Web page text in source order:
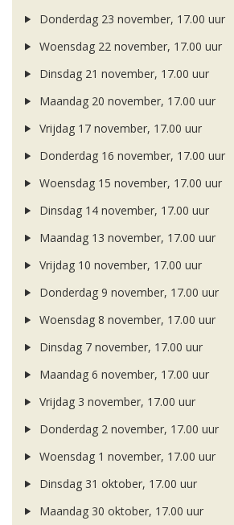
Donderdag 23 november, 17.00 uur
Woensdag 22 november, 17.00 uur
Dinsdag 21 november, 17.00 uur
Maandag 20 november, 17.00 uur
Vrijdag 17 november, 17.00 uur
Donderdag 16 november, 17.00 uur
Woensdag 15 november, 17.00 uur
Dinsdag 14 november, 17.00 uur
Maandag 13 november, 17.00 uur
Vrijdag 10 november, 17.00 uur
Donderdag 9 november, 17.00 uur
Woensdag 8 november, 17.00 uur
Dinsdag 7 november, 17.00 uur
Maandag 6 november, 17.00 uur
Vrijdag 3 november, 17.00 uur
Donderdag 2 november, 17.00 uur
Woensdag 1 november, 17.00 uur
Dinsdag 31 oktober, 17.00 uur
Maandag 30 oktober, 17.00 uur